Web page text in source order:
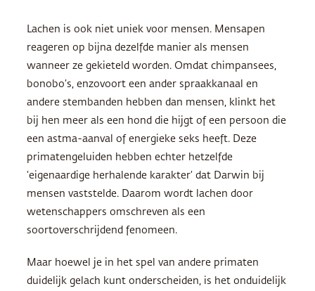
Lachen is ook niet uniek voor mensen. Mensapen
reageren op bijna dezelfde manier als mensen
wanneer ze gekieteld worden. Omdat chimpansees,
bonobo’s, enzovoort een ander spraakkanaal en
andere stembanden hebben dan mensen, klinkt het
bij hen meer als een hond die hijgt of een persoon die
een astma-aanval of energieke seks heeft. Deze
primatengeluiden hebben echter hetzelfde
‘eigenaardige herhalende karakter’ dat Darwin bij
mensen vaststelde. Daarom wordt lachen door
wetenschappers omschreven als een
soortoverschrijdend fenomeen.
Maar hoewel je in het spel van andere primaten
duidelijk gelach kunt onderscheiden, is het onduidelijk